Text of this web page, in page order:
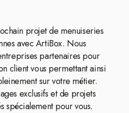
projet de menuiseries
avec ArtiBox. Nous
partenaires pour
client vous permettant ainsi
sur votre métier.
exclusifs et de projets
spécialement pour vous.